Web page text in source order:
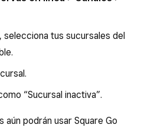
selecciona tus sucursales del
“Sucursal inactiva”.
aún podrán usar Square Go